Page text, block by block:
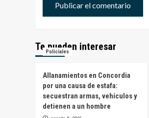
Te pueden interesar
Policiales
Allanamientos en Concordia
por una causa de estafa:
secuestran armas, vehículos y
detienen a un hombre